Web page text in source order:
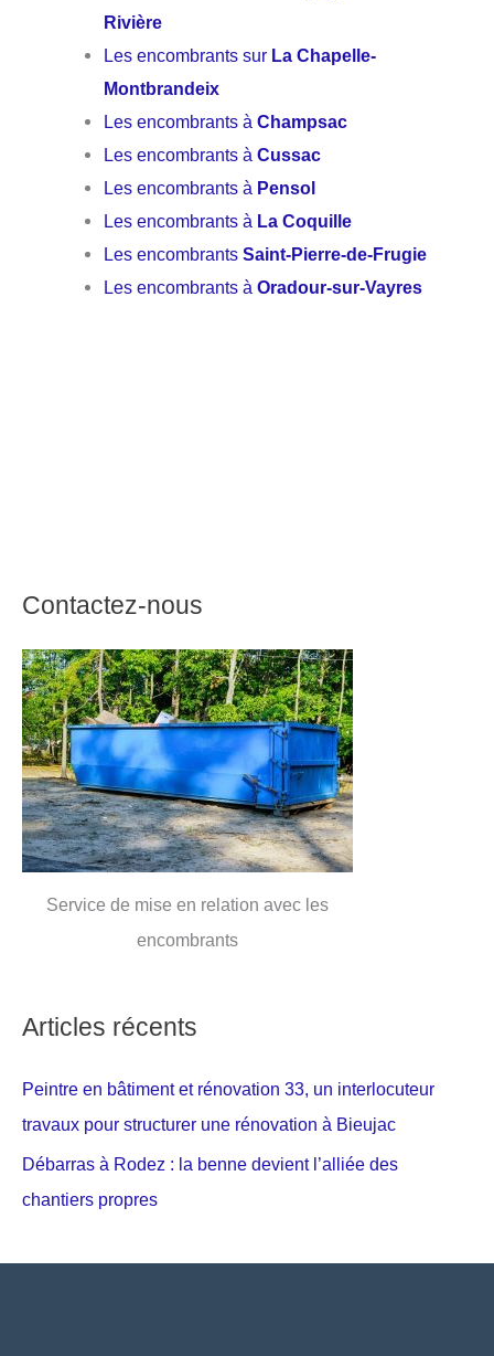
Rivière
Les encombrants sur La Chapelle-
Montbrandeix
Les encombrants àChampsac
Les encombrants àCussac
Les encombrants à Pensol
Les encombrants à La Coquille
Les encombrantsSaint-Pierre-de-Frugie
Les encombrants àOradour-sur-Vayres
Contactez-nous
Service de mise en relation avec les
encombrants
Articles récents
Peintre en bâtiment et rénovation 33, un interlocuteur
travaux pour structurer une rénovation à Bieujac
Débarras à Rodez : la benne devient l’alliée des
chantiers propres